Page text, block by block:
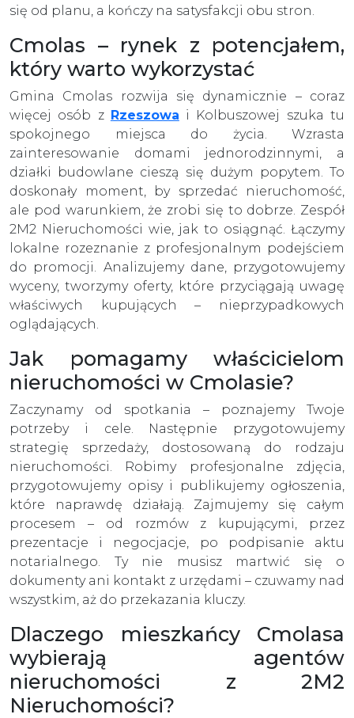
się od planu, a kończy na satysfakcji obu stron.
Cmolas – rynek z potencjałem,
który warto wykorzystać
Gmina Cmolas rozwija się dynamicznie – coraz
więcej osób z Rzeszowa i Kolbuszowej szuka tu
spokojnego miejsca do życia. Wzrasta
zainteresowanie domami jednorodzinnymi, a
działki budowlane cieszą się dużym popytem. To
doskonały moment, by sprzedać nieruchomość,
ale pod warunkiem, że zrobi się to dobrze. Zespół
2M2 Nieruchomości wie, jak to osiągnąć. Łączymy
lokalne rozeznanie z profesjonalnym podejściem
do promocji. Analizujemy dane, przygotowujemy
wyceny, tworzymy oferty, które przyciągają uwagę
właściwych kupujących – nieprzypadkowych
oglądających.
Jak pomagamy właścicielom
nieruchomości w Cmolasie?
Zaczynamy od spotkania – poznajemy Twoje
potrzeby i cele. Następnie przygotowujemy
strategię sprzedaży, dostosowaną do rodzaju
nieruchomości. Robimy profesjonalne zdjęcia,
przygotowujemy opisy i publikujemy ogłoszenia,
które naprawdę działają. Zajmujemy się całym
procesem – od rozmów z kupującymi, przez
prezentacje i negocjacje, po podpisanie aktu
notarialnego. Ty nie musisz martwić się o
dokumenty ani kontakt z urzędami – czuwamy nad
wszystkim, aż do przekazania kluczy.
Dlaczego mieszkańcy Cmolasa
wybierają agentów
nieruchomości z 2M2
Nieruchomości?